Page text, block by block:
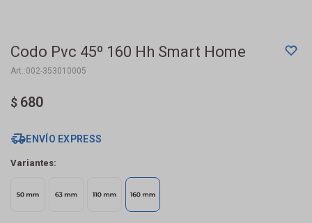
Codo Pvc 45º 160 Hh Smart Home
002-353010005
$ 680
ENVÍO EXPRESS
Variantes: